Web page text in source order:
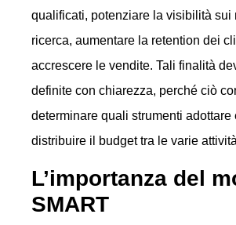
qualificati, potenziare la visibilità sui
ricerca, aumentare la retention dei
accrescere le vendite. Tali finalità
definite con chiarezza, perché ciò
determinare quali strumenti adottare
distribuire il budget tra le varie
L’importanza del
SMART